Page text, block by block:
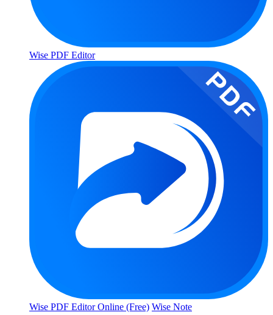
Wise PDF Editor
Wise PDF Editor Online (Free) Wise Note